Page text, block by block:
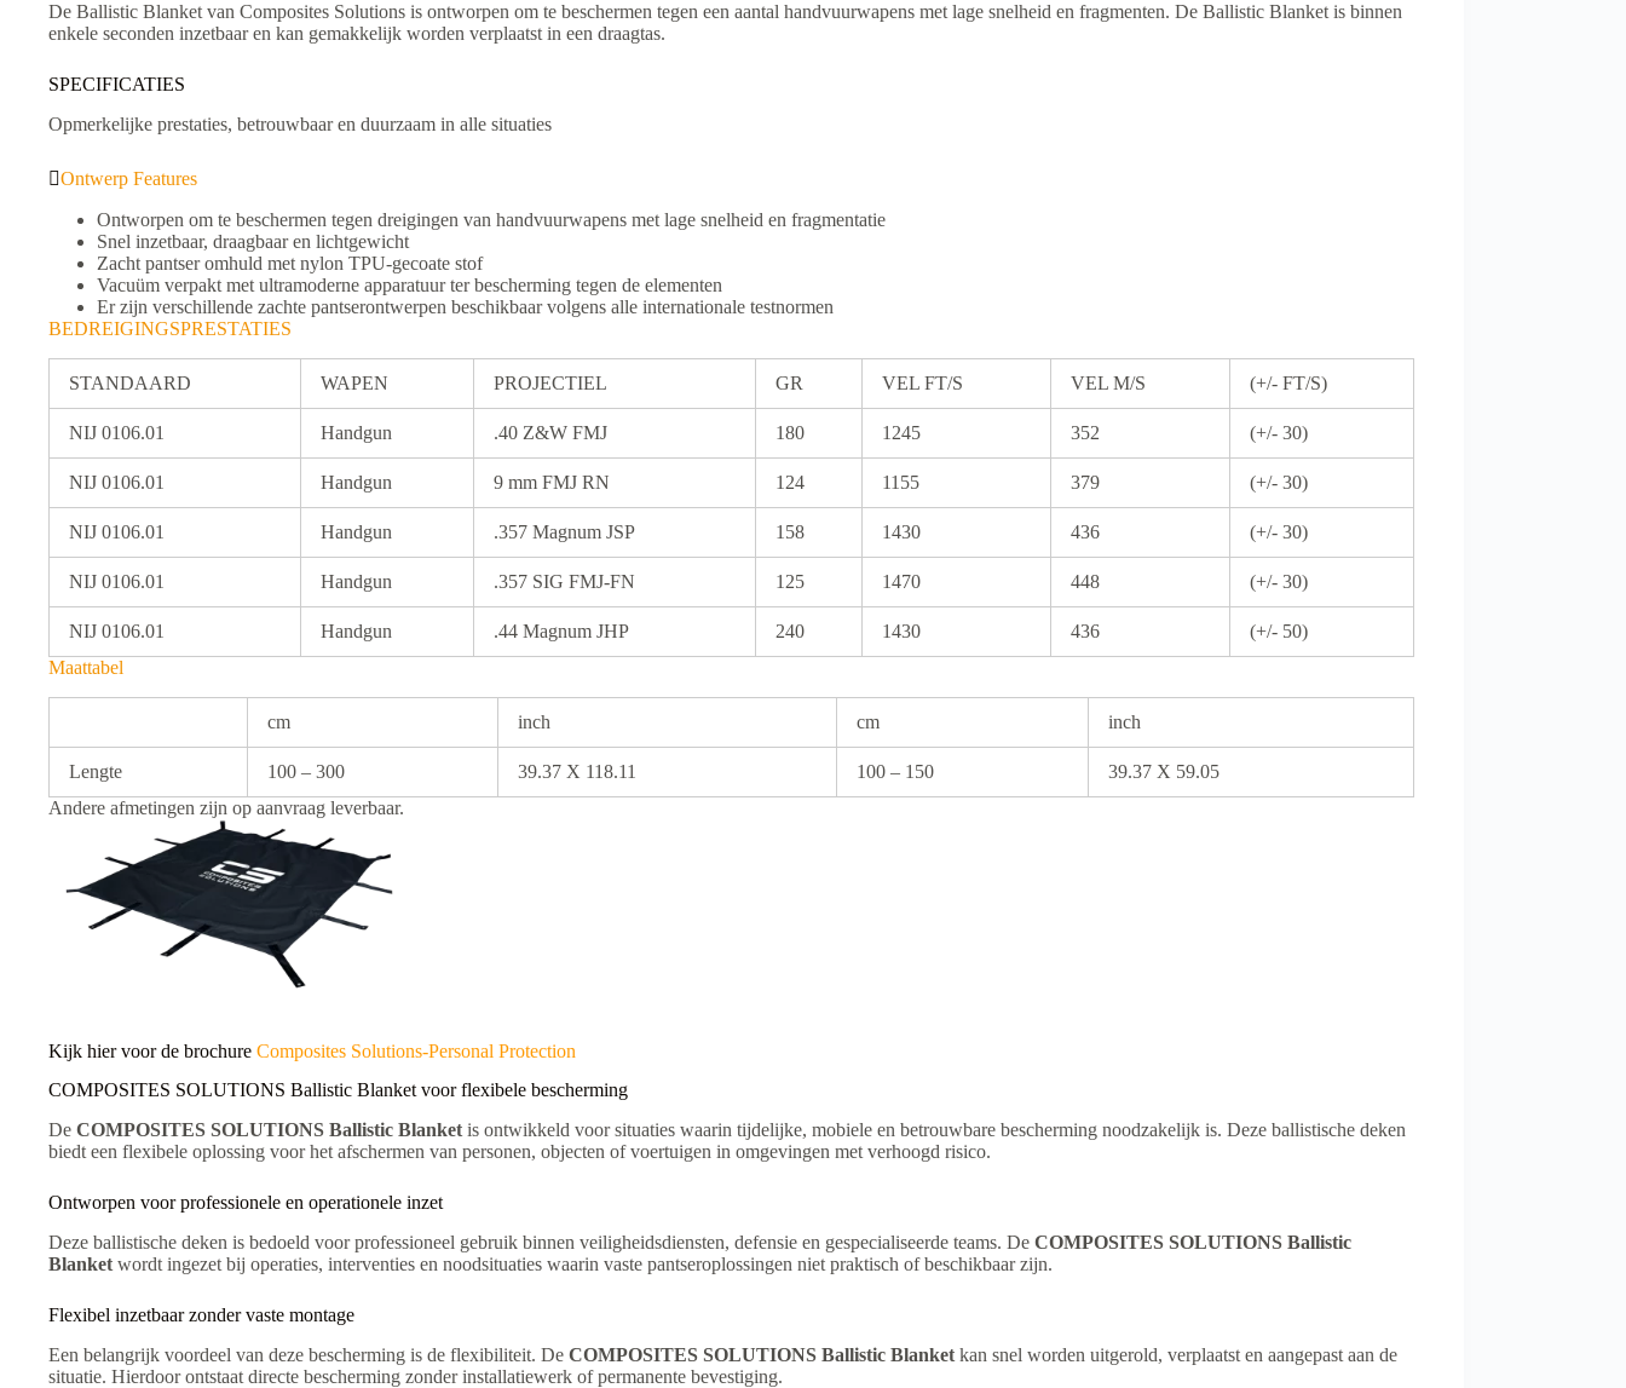
De Ballistic Blanket van Composites Solutions is ontworpen om te beschermen tegen een aantal handvuurwapens met lage snelheid en fragmenten. De Ballistic Blanket is binnen
enkele seconden inzetbaar en kan gemakkelijk worden verplaatst in een draagtas.
SPECIFICATIES
Opmerkelijke prestaties, betrouwbaar en duurzaam in alle situaties
Ontwerp Features
Ontworpen om te beschermen tegen dreigingen van handvuurwapens met lage snelheid en fragmentatie
Snel inzetbaar, draagbaar en lichtgewicht
Zacht pantser omhuld met nylon TPU-gecoate stof
Vacuüm verpakt met ultramoderne apparatuur ter bescherming tegen de elementen
Er zijn verschillende zachte pantserontwerpen beschikbaar volgens alle internationale testnormen
BEDREIGINGSPRESTATIES
STANDAARD WAPEN PROJECTIEL GR VEL FT/S VEL M/S (+/- FT/S)
NIJ 0106.01 Handgun .40 Z&W FMJ 180 1245 352 (+/- 30)
NIJ 0106.01 Handgun 9 mm FMJ RN 124 1155 379 (+/- 30)
NIJ 0106.01 Handgun .357 Magnum JSP 158 1430 436 (+/- 30)
NIJ 0106.01 Handgun .357 SIG FMJ-FN 125 1470 448 (+/- 30)
NIJ 0106.01 Handgun .44 Magnum JHP 240 1430 436
(+/- 50)
Maattabel
cm inch cm inch
Lengte 100 – 300 39.37 X 118.11 100 – 150
39.37 X 59.05
Andere afmetingen zijn op aanvraag leverbaar.
Kijk hier voor de brochure Composites Solutions-Personal Protection
COMPOSITES SOLUTIONS Ballistic Blanket voor flexibele bescherming
De COMPOSITES SOLUTIONS Ballistic Blanket is ontwikkeld voor situaties waarin tijdelijke, mobiele en betrouwbare bescherming noodzakelijk is. Deze ballistische deken
biedt een flexibele oplossing voor het afschermen van personen, objecten of voertuigen in omgevingen met verhoogd risico.
Ontworpen voor professionele en operationele inzet
Deze ballistische deken is bedoeld voor professioneel gebruik binnen veiligheidsdiensten, defensie en gespecialiseerde teams. De COMPOSITES SOLUTIONS Ballistic
Blanket wordt ingezet bij operaties, interventies en noodsituaties waarin vaste pantseroplossingen niet praktisch of beschikbaar zijn.
Flexibel inzetbaar zonder vaste montage
Een belangrijk voordeel van deze bescherming is de flexibiliteit. De COMPOSITES SOLUTIONS Ballistic Blanket kan snel worden uitgerold, verplaatst en aangepast aan de
situatie. Hierdoor ontstaat directe bescherming zonder installatiewerk of permanente bevestiging.